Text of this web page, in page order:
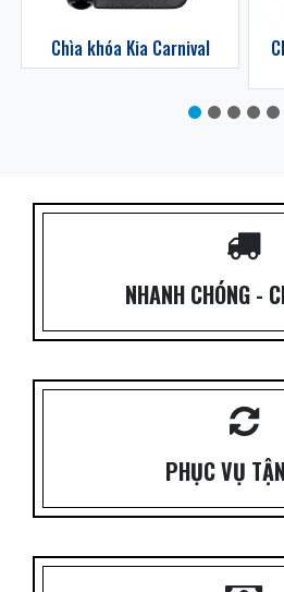
Chìa khóa Kia Carnival
NHANH CHÓNG -
PHỤC VỤ